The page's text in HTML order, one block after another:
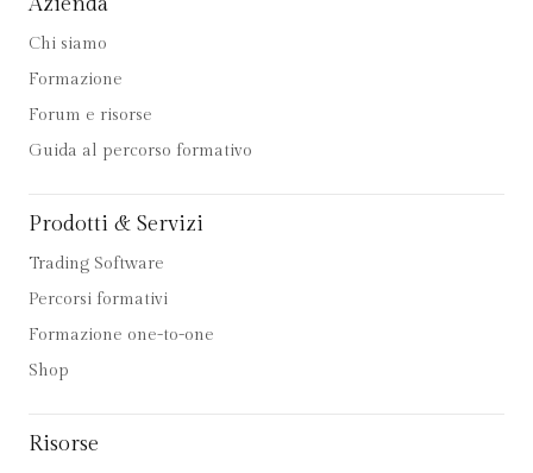
Chi siamo
Formazione
Forum e risorse
Guida al percorso formativo
Prodotti & Servizi
Trading Software
Percorsi formativi
Formazione one-to-one
Shop
Risorse